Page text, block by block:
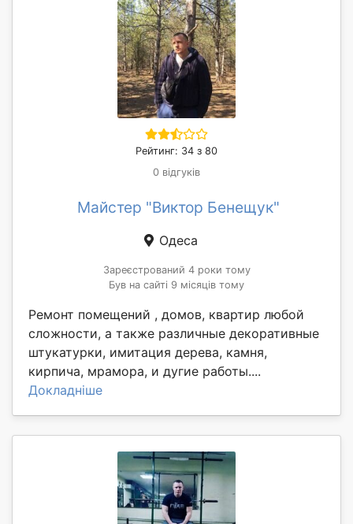
Рейтинг: 34 з 80
0 відгуків
Майстер "Виктор Бенещук"
Одеса
Зареєстрований 4 роки тому
Був на сайті 9 місяців тому
Ремонт помещений , домов, квартир любой
сложности, а также различные декоративные
штукатурки, имитация дерева, камня,
кирпича, мрамора, и дугие работы....
Докладніше